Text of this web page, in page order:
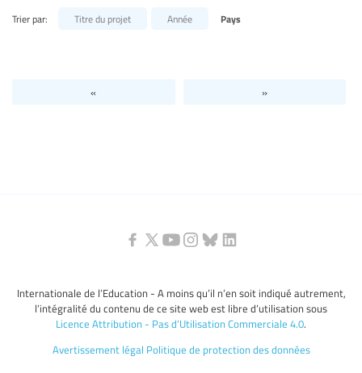
Trier par: Titre du projet Année Pays
« »
Internationale de l’Education - A moins qu’il n’en soit indiqué autrement,
l’intégralité du contenu de ce site web est libre d’utilisation sous
Licence Attribution - Pas d’Utilisation Commerciale 4.0.
Avertissement légal Politique de protection des données